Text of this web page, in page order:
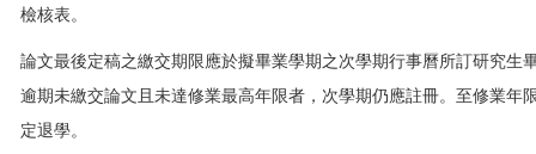
檢核表。
論文最後定稿之繳交期限應於擬畢業學期之次學期行事曆所訂研究生
逾期未繳交論文且未達修業最高年限者，次學期仍應註冊。至修業
定退學。